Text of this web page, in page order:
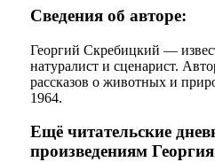
Сведения об авторе:
Георгий Скребицкий —
натуралист и сценарист.
рассказов о животных и
1964.
Ещё читательские
произведениям